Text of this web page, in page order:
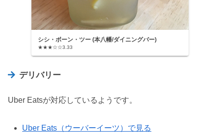
シシ・ボーン・ツー (本八幡/ダイニングバー)
★★★☆☆3.33
デリバリー
Uber Eatsが対応しているようです。
Uber Eats（ウーバーイーツ）で見る